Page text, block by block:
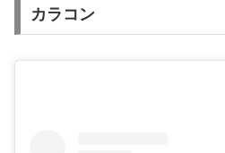
カラコン